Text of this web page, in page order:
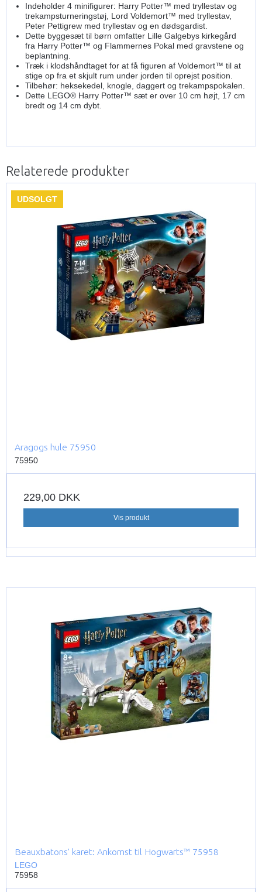
Indeholder 4 minifigurer: Harry Potter™ med tryllestav og
trekampsturneringstøj, Lord Voldemort™ med tryllestav,
Peter Pettigrew med tryllestav og en dødsgardist.
Dette byggesæt til børn omfatter Lille Galgebys kirkegård
fra Harry Potter™ og Flammernes Pokal med gravstene og
beplantning.
Træk i klodshåndtaget for at få figuren af Voldemort™ til at
stige op fra et skjult rum under jorden til oprejst position.
Tilbehør: heksekedel, knogle, daggert og trekampspokalen.
Dette LEGO® Harry Potter™ sæt er over 10 cm højt, 17 cm
bredt og 14 cm dybt.
Relaterede produkter
UDSOLGT
Aragogs hule 75950
75950
229,00 DKK
Vis produkt
Beauxbatons' karet: Ankomst til Hogwarts™ 75958
LEGO
75958